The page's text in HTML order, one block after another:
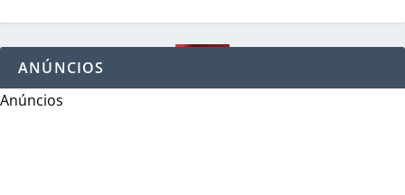
ANÚNCIOS
Anúncios